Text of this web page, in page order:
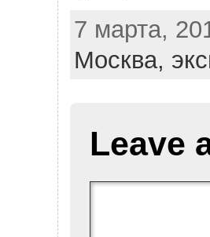
7 марта,
Москва,
Leave